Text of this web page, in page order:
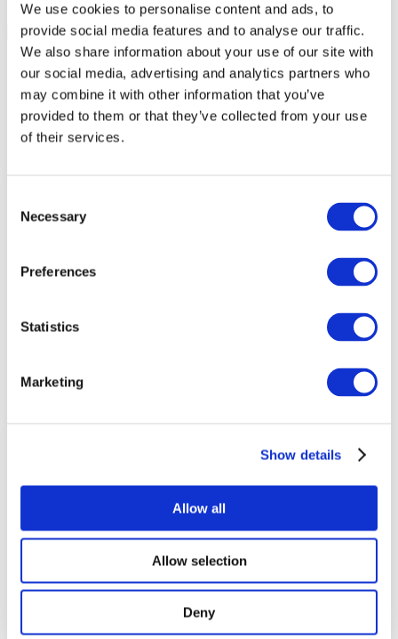
We use cookies to personalise content and ads, to
provide social media features and to analyse our traffic.
We also share information about your use of our site with
our social media, advertising and analytics partners who
may combine it with other information that you’ve
provided to them or that they’ve collected from your use
of their services.
Selection
Necessary
Preferences
Statistics
Marketing
Show details
Allow all
Allow selection
Deny
Всі заходи
Концерти